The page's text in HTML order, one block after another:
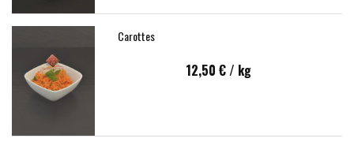
Carottes
12,50 €/ kg